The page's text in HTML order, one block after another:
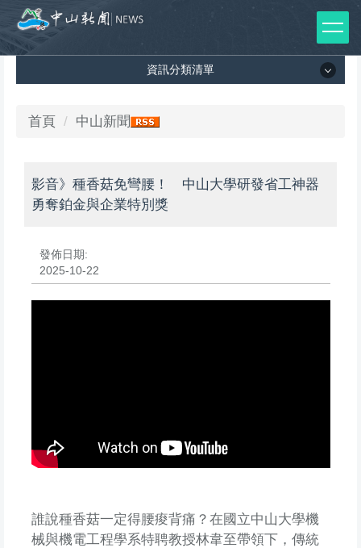
到
主
資訊分類清單
資訊分類清單
媒體報導
出版品
師生榮譽
首頁 中山新聞
影音》種香菇免彎腰！ 中山大學研發省工神器
勇奪鉑金與企業特別獎
發佈日期:
2025-10-22
誰說種香菇一定得腰痠背痛？在國立中山大學機
械與機電工程學系特聘教授林韋至帶領下，傳統